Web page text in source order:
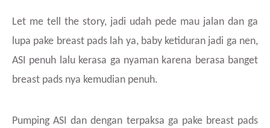
Let me tell the story, jadi udah pede mau jalan dan ga
lupa pake breast pads lah ya, baby ketiduran jadi ga nen,
ASI penuh lalu kerasa ga nyaman karena berasa banget
breast pads nya kemudian penuh.
Pumping ASI dan dengan terpaksa ga pake breast pads